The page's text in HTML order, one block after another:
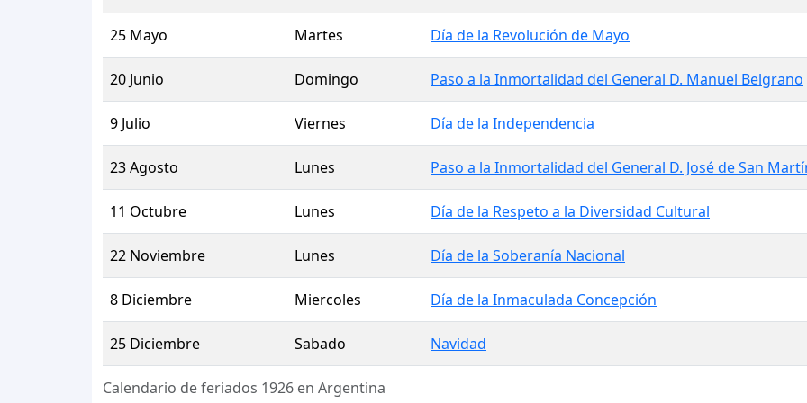
Calendario de feriados 1926 en Argentina
25 Mayo Martes Día de la Revolución de Mayo
20 Junio Domingo Paso a la Inmortalidad del General D. Manuel Belgrano
9 Julio Viernes Día de la Independencia
23 Agosto Lunes Paso a la Inmortalidad del General D. José de San
11 Octubre Lunes Día de la Respeto a la Diversidad Cultural
22 Noviembre Lunes Día de la Soberanía Nacional
8 Diciembre Miercoles Día de la Inmaculada Concepción
25 Diciembre Sabado Navidad